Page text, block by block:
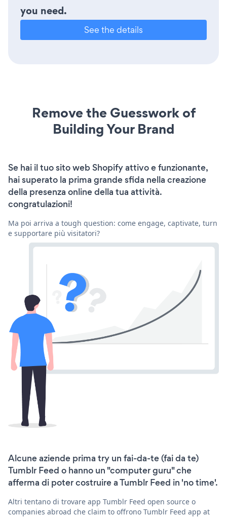
you need.
See the details
Remove the Guesswork of
Building Your Brand
Se hai il tuo sito web Shopify attivo e funzionante,
hai superato la prima grande sfida nella creazione
della presenza online della tua attività.
congratulazioni!
Ma poi arriva a tough question: come engage, captivate, turn
e supportare più visitatori?
Alcune aziende prima try un fai-da-te (fai da te)
Tumblr Feed o hanno un "computer guru" che
afferma di poter costruire a Tumblr Feed in 'no time'.
Altri tentano di trovare app Tumblr Feed open source o
companies abroad che claim to offrono Tumblr Feed app at